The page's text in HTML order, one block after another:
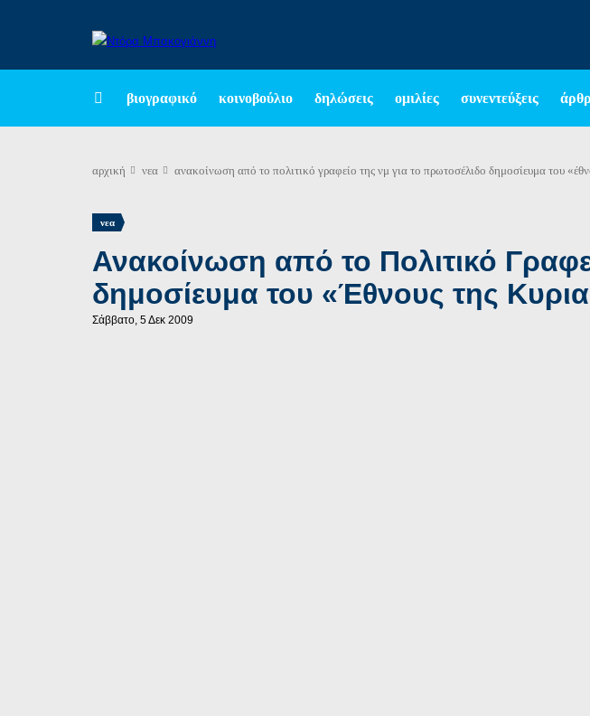
βιογραφικό κοινοβούλιο δηλώσεις ομιλίες συνεντεύξεις
αρχική νεα ανακοίνωση από το πολιτικό γραφείο της νμ για το πρωτοσέλιδο δημοσίευμα του
νεα
Ανακοίνωση από το Πολιτικό
δημοσίευμα του «Έθνους της
Σάββατο, 5 Δεκ 2009